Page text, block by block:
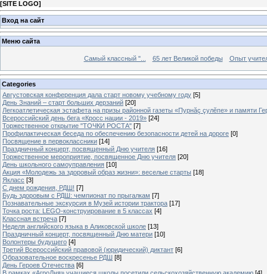
[SITE LOGO]
Вход на сайт
Меню сайта
Самый классный "... 65 лет Великой победы Опыт
Categories
Августовская конференция дала старт новому учебному году [5]
День Знаний – старт больших дерзаний [20]
Легкоатлетическая эстафета на призы районной газеты «Пурнăç çулĕпе» и памяти
Всероссийский день бега «Кросс нации - 2019» [24]
Торжественное открытие "ТОЧКИ РОСТА" [7]
Профилактическая беседа по обеспечению безопасности детей на дороге [0]
Посвящение в первоклассники [14]
Праздничный концерт, посвященный Дню учителя [16]
Торжественное мероприятие, посвященное Дню учителя [20]
День школьного самоуправления [10]
Акция «Молодежь за здоровый образ жизни»: веселые старты [18]
Якласс [3]
С днем рождения, РДШ! [7]
Будь здоровым с РДШ: чемпионат по прыгалкам [7]
Познавательные экскурсия в Музей истории трактора [17]
Точка роста: LEGO-конструирование в 5 классах [4]
Классная встреча [7]
Неделя английского языка в Аликовской школе [13]
Праздничный концерт, посвященный Дню матери [10]
Волонтеры будущего [4]
Третий Всероссийский правовой (юридический) диктант [6]
Образовательное воскресенье РДШ [8]
День Героев Отечества [6]